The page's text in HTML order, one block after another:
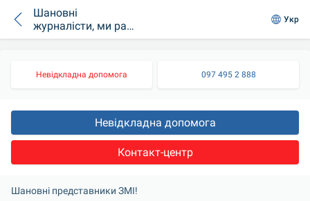
Шановні
журналісти, ми раді
співпрацювати з
Укр
Невідкладна допомога 097 495 2 888
Невідкладна допомога
Контакт-центр
Шановні представники ЗМІ!